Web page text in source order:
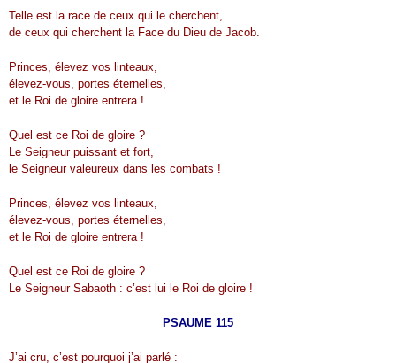
Telle est la race de ceux qui le cherchent,
de ceux qui cherchent la Face du Dieu de Jacob.
Princes, élevez vos linteaux,
élevez-vous, portes éternelles,
et le Roi de gloire entrera !
Quel est ce Roi de gloire ?
Le Seigneur puissant et fort,
le Seigneur valeureux dans les combats !
Princes, élevez vos linteaux,
élevez-vous, portes éternelles,
et le Roi de gloire entrera !
Quel est ce Roi de gloire ?
Le Seigneur Sabaoth : c’est lui le Roi de gloire !
PSAUME 115
J’ai cru, c’est pourquoi j’ai parlé :